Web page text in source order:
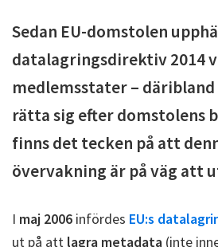
Sedan EU-domstolen
datalagringsdirektiv 2014
medlemsstater –
rätta sig efter domstolens
finns det tecken på att
övervakning är på väg att
I maj 2006 infördes EU:s
ut på att lagra metadata (inte